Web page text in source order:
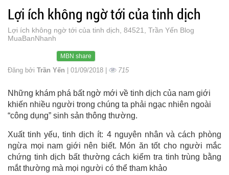
Lợi ích không ngờ tới của tinh dịch
Lợi ích không ngờ tới của tinh dịch, 84521, Trần Yến Blog
MuaBanNhanh
MBN share
Đăng bởi Trần Yến | 01/09/2018 | 715
Những khám phá bất ngờ mới về tinh dịch của nam giới
khiến nhiều người trong chúng ta phải ngạc nhiên ngoài
“công dụng” sinh sản thông thường.
Xuất tinh yếu, tinh dịch ít: 4 nguyên nhân và cách phòng
ngừa mọi nam giới nên biết. Món ăn tốt cho người mắc
chứng tinh dịch bất thường cách kiểm tra tinh trùng bằng
mắt thường mà mọi người có thể tham khảo